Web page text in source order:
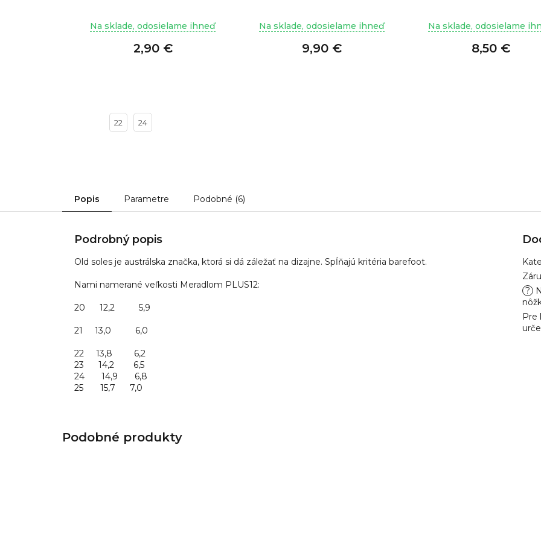
Na sklade, odosielame ihneď
2,90 €
22 24
Na sklade, odosielame ihneď
9,90 €
Na sklade, odosielame
8,50 €
Popis Parametre Podobné (6)
Podrobný popis
Old soles je austrálska značka, ktorá si dá záležať na dizajne. Spĺňajú kritéria barefoot.
Nami namerané veľkosti Meradlom PLUS12:
20 12,2 5,9
21 13,0 6,0
22 13,8 6,2
23 14,2 6,5
24 14,9 6,8
25 15,7 7,0
?
Pre